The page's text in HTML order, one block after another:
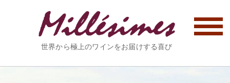
世界から極上のワインをお届けする喜び